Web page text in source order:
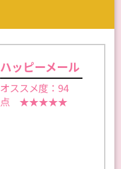
ハッピーメール
オススメ度：94
点 ★★★★★